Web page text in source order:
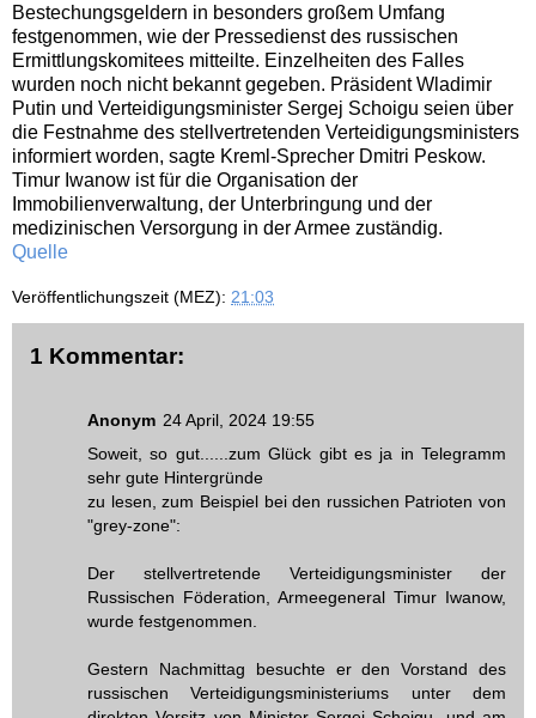
Bestechungsgeldern in besonders großem Umfang
festgenommen, wie der Pressedienst des russischen
Ermittlungskomitees mitteilte. Einzelheiten des Falles
wurden noch nicht bekannt gegeben. Präsident Wladimir
Putin und Verteidigungsminister Sergej Schoigu seien über
die Festnahme des stellvertretenden Verteidigungsministers
informiert worden, sagte Kreml-Sprecher Dmitri Peskow.
Timur Iwanow ist für die Organisation der
Immobilienverwaltung, der Unterbringung und der
medizinischen Versorgung in der Armee zuständig.
Quelle
Veröffentlichungszeit (MEZ): 21:03
1 Kommentar:
Anonym 24 April, 2024 19:55
Soweit, so gut......zum Glück gibt es ja in Telegramm
sehr gute Hintergründe
zu lesen, zum Beispiel bei den russichen Patrioten von
"grey-zone":
Der stellvertretende Verteidigungsminister der
Russischen Föderation, Armeegeneral Timur Iwanow,
wurde festgenommen.
Gestern Nachmittag besuchte er den Vorstand des
russischen Verteidigungsministeriums unter dem